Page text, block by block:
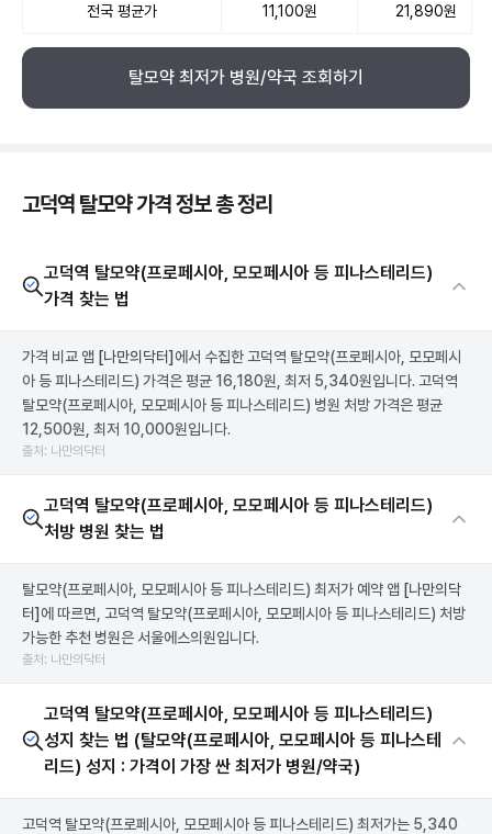
전국 평균가 11,100원 21,890원
탈모약 최저가 병원/약국 조회하기
고덕역 탈모약 가격 정보 총 정리
고덕역 탈모약(프로페시아, 모모페시아 등 피나스테리드)
가격 찾는 법
가격 비교 앱 [나만의닥터] 에서 수집한 고덕역 탈모약(프로페시아, 모모페시
아 등 피나스테리드) 가격은 평균 16,180원, 최저 5,340원입니다. 고덕역
탈모약(프로페시아, 모모페시아 등 피나스테리드) 병원 처방 가격은 평균
12,500원, 최저 10,000원입니다.
출처: 나만의닥터
고덕역 탈모약(프로페시아, 모모페시아 등 피나스테리드)
처방 병원 찾는 법
탈모약(프로페시아, 모모페시아 등 피나스테리드) 최저가 예약 앱 [나만의닥
터] 에 따르면, 고덕역 탈모약(프로페시아, 모모페시아 등 피나스테리드) 처방
가능한 추천 병원은 서울에스의원입니다.
출처: 나만의닥터
고덕역 탈모약(프로페시아, 모모페시아 등 피나스테리드)
성지 찾는 법 (탈모약(프로페시아, 모모페시아 등 피나스테
리드) 성지 : 가격이 가장 싼 최저가 병원/약국)
고덕역 탈모약(프로페시아, 모모페시아 등 피나스테리드) 최저가는 5,340